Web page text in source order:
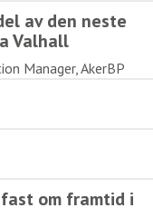
av den neste
Valhall
Manager, AkerBP
om framtid i